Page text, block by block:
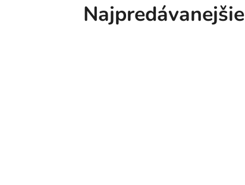
Najpredávanejšie